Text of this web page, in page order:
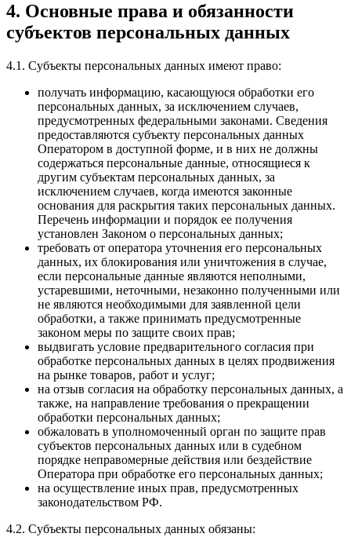
4. Основные права и обязанности
субъектов персональных данных
4.1. Субъекты персональных данных имеют право:
получать информацию, касающуюся обработки его
персональных данных, за исключением случаев,
предусмотренных федеральными законами. Сведения
предоставляются субъекту персональных данных
Оператором в доступной форме, и в них не должны
содержаться персональные данные, относящиеся к
другим субъектам персональных данных, за
исключением случаев, когда имеются законные
основания для раскрытия таких персональных данных.
Перечень информации и порядок ее получения
установлен Законом о персональных данных;
требовать от оператора уточнения его персональных
данных, их блокирования или уничтожения в случае,
если персональные данные являются неполными,
устаревшими, неточными, незаконно полученными или
не являются необходимыми для заявленной цели
обработки, а также принимать предусмотренные
законом меры по защите своих прав;
выдвигать условие предварительного согласия при
обработке персональных данных в целях продвижения
на рынке товаров, работ и услуг;
на отзыв согласия на обработку персональных данных, а
также, на направление требования о прекращении
обработки персональных данных;
обжаловать в уполномоченный орган по защите прав
субъектов персональных данных или в судебном
порядке неправомерные действия или бездействие
Оператора при обработке его персональных данных;
на осуществление иных прав, предусмотренных
законодательством РФ.
4.2. Субъекты персональных данных обязаны: